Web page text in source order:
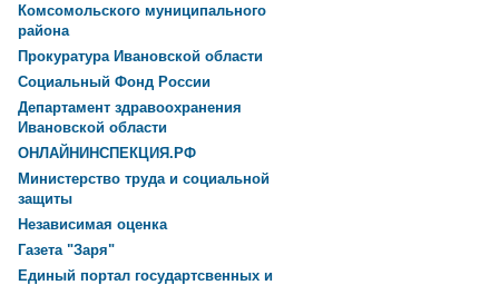
Комсомольского муниципального
района
Прокуратура Ивановской области
Социальный Фонд России
Департамент здравоохранения
Ивановской области
ОНЛАЙНИНСПЕКЦИЯ.РФ
Министерство труда и социальной
защиты
Независимая оценка
Газета "Заря"
Единый портал государтсвенных и